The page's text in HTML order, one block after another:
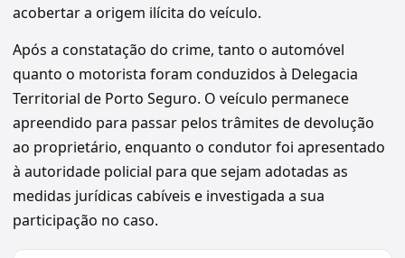
acobertar a origem ilícita do veículo.
Após a constatação do crime, tanto o automóvel
quanto o motorista foram conduzidos à Delegacia
Territorial de Porto Seguro. O veículo permanece
apreendido para passar pelos trâmites de devolução
ao proprietário, enquanto o condutor foi apresentado
à autoridade policial para que sejam adotadas as
medidas jurídicas cabíveis e investigada a sua
participação no caso.